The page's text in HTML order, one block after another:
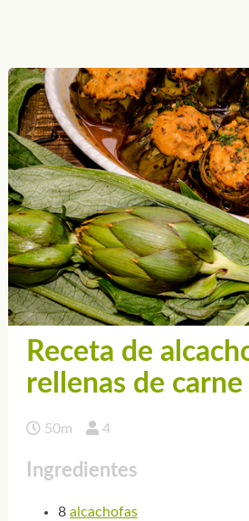
Receta de
rellenas de carne
50m 4
Ingredientes
8 alcachofas